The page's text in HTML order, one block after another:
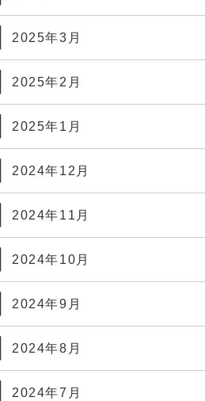
2025年3月
2025年2月
2025年1月
2024年12月
2024年11月
2024年10月
2024年9月
2024年8月
2024年7月